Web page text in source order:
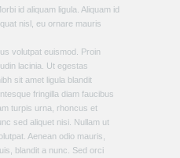
id aliquam ligula. Aliquam id
nisl, eu ornare mauris
volutpat euismod. Proin
lacinia. Ut egestas
sit amet ligula blandit
fringilla diam faucibus
turpis urna, rhoncus et
sed aliquet nisi. Nullam ut
Aenean odio mauris,
blandit a nunc. Sed orci